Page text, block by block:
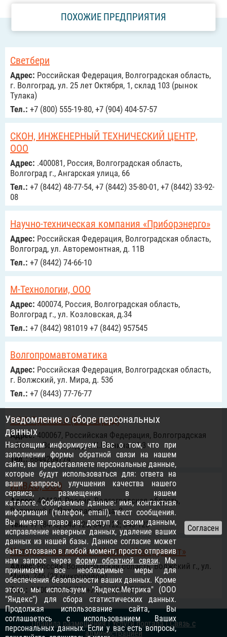
ПОХОЖИЕ ПРЕДПРИЯТИЯ
Светбери
Адрес: Российcкая Федерация, Волгоградская область,
г. Волгоград, ул. 25 лет Октября, 1, склад 103 (рынок
Тулака)
Тел.: +7 (800) 555-19-80, +7 (904) 404-57-57
СКОН, ИНЖЕНЕРНЫЙ ТЕХНИЧЕСКИЙ ЦЕНТР,
ООО
Адрес: .400081, Россия, Волгоградская область,
Волгоград г., Ангарская улица, 66
Тел.: +7 (8442) 48-77-54, +7 (8442) 35-80-01, +7 (8442) 33-92-
08
Научно-техническая компания «Приборэнерго»
Адрес: Российcкая Федерация, Волгоградская область,
Волгоград, ул. Авторемонтная, д. 11B
Тел.: +7 (8442) 74-66-10
М-Технологии, ООО
Адрес: 400074, Россия, Волгоградская область,
Волгоград г., ул. Козловская, д.34
Тел.: +7 (8442) 981019 +7 (8442) 957545
Волгопромавтоматика
Адрес: Российcкая Федерация, Волгоградская область,
г. Волжский, ул. Мира, д. 53б
Тел.: +7 (8443) 77-76-77
ООО Промэкс (Волгоград)
Адрес:400067, Российcкая Федерация, Волгоградская
область, Волгоград ул. К.Минина 16-3
Тел.:8844264774
ИНВАБ, ООО
Адрес:404130, Россия, Волгоградская область,
Волжский г., Портовая улица, 2
Тел.:+7 (8443) 343-120; 343-122; 343-123
Интернет-магазина «Мастер-Инструмент»
Адрес:Россия, Волгоградская область, Волжский г., ул.
Мира, 74б (23 микрорайон)
Тел.: 8-800-770-03-73, +7 (8443) 51-51-51
Правила размещения|Услуги портала|Связь с
администрацией
Уведомление о сборе персональных
данных
Настоящим информируем Вас о том, что при
заполнении формы обратной связи на нашем
сайте, вы предоставляете персональные данные,
которые будут использоваться для: ответа на
ваши запросы, улучшения качества нашего
сервиса, размещения в нашем
каталоге. Собираемые данные: имя, контактная
информация (телефон, email), текст сообщения.
Вы имеете право на: доступ к своим данным,
исправление неверных данных, удаление ваших
данных из нашей базы. Данное согласие может
быть отозвано в любой момент, просто отправив
нам запрос через форму обратной связи. Мы
принимаем все необходимые меры для
обеспечения безопасности ваших данных. Кроме
этого, мы используем "Яндекс.Метрика" (ООО
"Яндекс") для сбора статистических данных.
Продолжая использование сайта, Вы
соглашаетесь с использованием Ваших
персональных данных. Если у вас есть вопросы,